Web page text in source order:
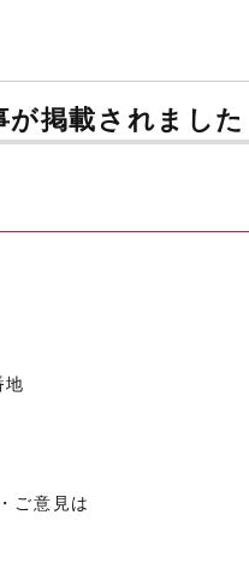
が掲載されまし
地
ご意見は